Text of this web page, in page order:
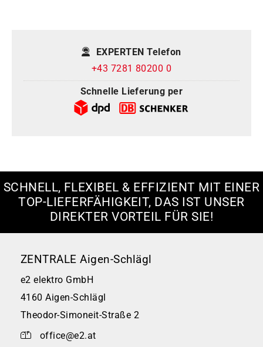
EXPERTEN Telefon
+43 7281 80200 0
Schnelle Lieferung per
SCHNELL, FLEXIBEL & EFFIZIENT MIT EINER
TOP-LIEFERFÄHIGKEIT, DAS IST UNSER
DIREKTER VORTEIL FÜR SIE!
ZENTRALE Aigen-Schlägl
e2 elektro GmbH
4160 Aigen-Schlägl
Theodor-Simoneit-Straße 2
office@e2.at